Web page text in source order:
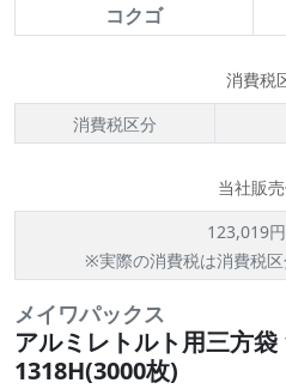
コクゴ
消費税
消費税区分
当社販
123,019
※実際の消費税は消費税
メイワパックス
アルミレトルト用三方
1318H(3000枚)